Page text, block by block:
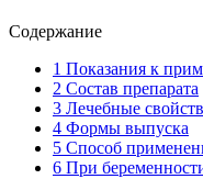
Содержание
1 Показания к
2 Состав препарата
3 Лечебные
4 Формы выпуска
5 Способ
6 При